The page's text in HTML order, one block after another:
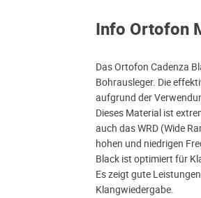
Info Ortofon
Das Ortofon Cadenza
Bohrausleger. Die
aufgrund der
Dieses Material ist
auch das WRD (Wide
hohen und niedrigen
Black ist optimiert für
Es zeigt gute
Klangwiedergabe.